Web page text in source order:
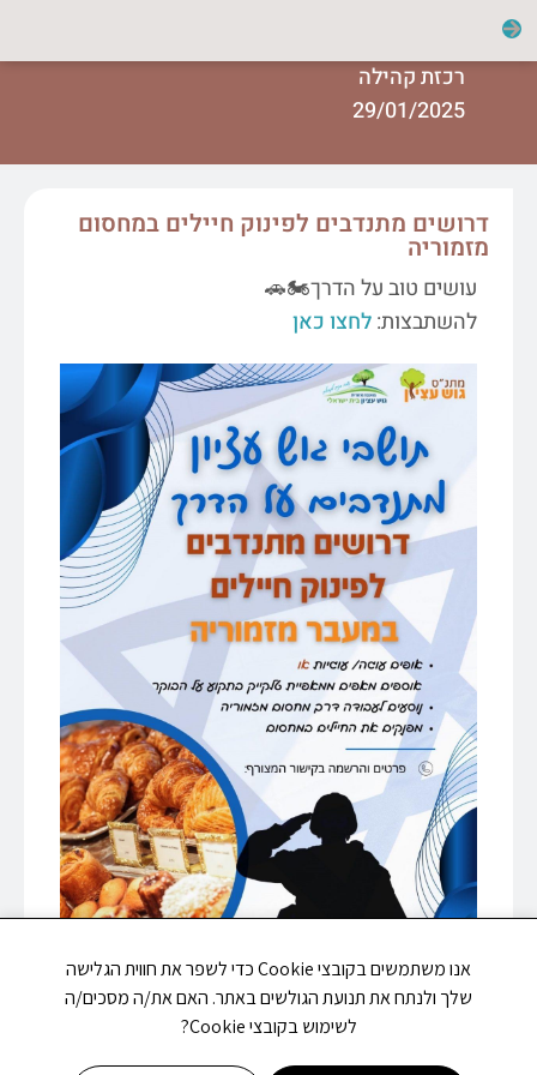
רכזת קהילה
29/01/2025
דרושים מתנדבים לפינוק חיילים במחסום
מזמוריה
עושים טוב על הדרך🏍️🚗
להשתבצות:לחצו כאן
אנו משתמשים בקובצי Cookie כדי לשפר את חווית הגלישה
שלך ולנתח את תנועת הגולשים באתר. האם את/ה מסכים/ה
לשימוש בקובצי Cookie?